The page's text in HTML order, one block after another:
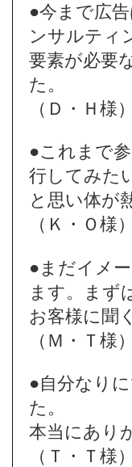
●今まで広
ンサルティ
要素が必要
た。
（Ｄ・Ｈ様）
●これまで
行してみた
と思い体が
（Ｋ・Ｏ様）
●まだイメ
ます。まず
お客様に聞
（Ｍ・Ｔ様）
●自分なり
た。
本当にあり
（Ｔ・Ｔ様）